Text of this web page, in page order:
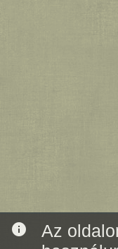
info
Az